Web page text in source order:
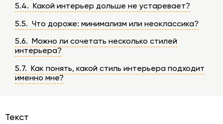
5.4. Какой интерьер дольше не устаревает?
5.5. Что дороже: минимализм или неоклассика?
5.6. Можно ли сочетать несколько стилей
интерьера?
5.7. Как понять, какой стиль интерьера подходит
именно мне?
Текст